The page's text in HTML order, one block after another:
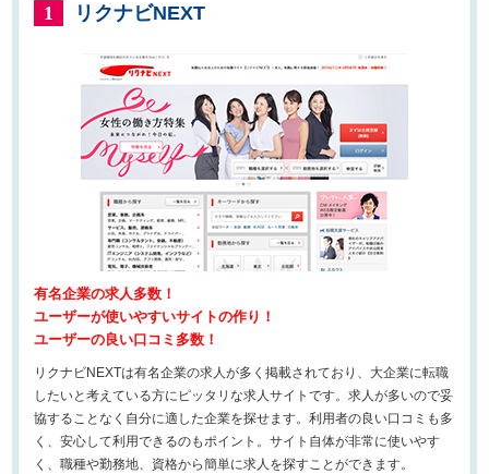
1 リクナビNEXT
有名企業の求人多数！
ユーザーが使いやすいサイトの作り！
ユーザーの良い口コミ多数！
リクナビNEXTは有名企業の求人が多く掲載されており、大企業に転職
したいと考えている方にピッタリな求人サイトです。求人が多いので妥
協することなく自分に適した企業を探せます。利用者の良い口コミも多
く、安心して利用できるのもポイント。サイト自体が非常に使いやす
く、職種や勤務地、資格から簡単に求人を探すことができます。